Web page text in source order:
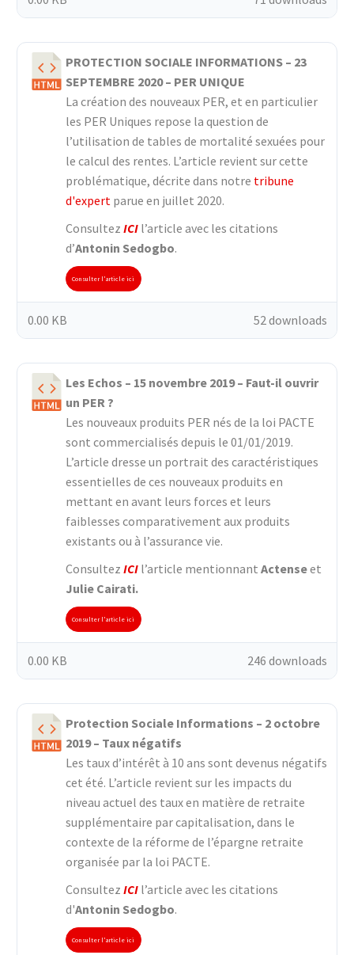
PROTECTION SOCIALE INFORMATIONS – 23
SEPTEMBRE 2020 – PER UNIQUE
La création des nouveaux PER, et en particulier
les PER Uniques repose la question de
l’utilisation de tables de mortalité sexuées pour
le calcul des rentes. L’article revient sur cette
problématique, décrite dans notre tribune
d'expertparue en juillet 2020.
Consultez ICIl’article avec les citations
d’Antonin Sedogbo.
Consulter l'article ici
52 downloads
0.00 KB
Les Echos – 15 novembre 2019 – Faut-il ouvrir
un PER ?
Les nouveaux produits PER nés de la loi PACTE
sont commercialisés depuis le 01/01/2019.
L’article dresse un portrait des caractéristiques
essentielles de ces nouveaux produits en
mettant en avant leurs forces et leurs
faiblesses comparativement aux produits
existants ou à l’assurance vie.
Consultez ICIl’article mentionnant Actenseet
Julie Cairati.
Consulter l'article ici
246 downloads
0.00 KB
Protection Sociale Informations – 2 octobre
2019 – Taux négatifs
Les taux d’intérêt à 10 ans sont devenus négatifs
cet été. L’article revient sur les impacts du
niveau actuel des taux en matière de retraite
supplémentaire par capitalisation, dans le
contexte de la réforme de l’épargne retraite
organisée par la loi PACTE.
Consultez ICIl’article avec les citations
d'Antonin Sedogbo.
Consulter l'article ici